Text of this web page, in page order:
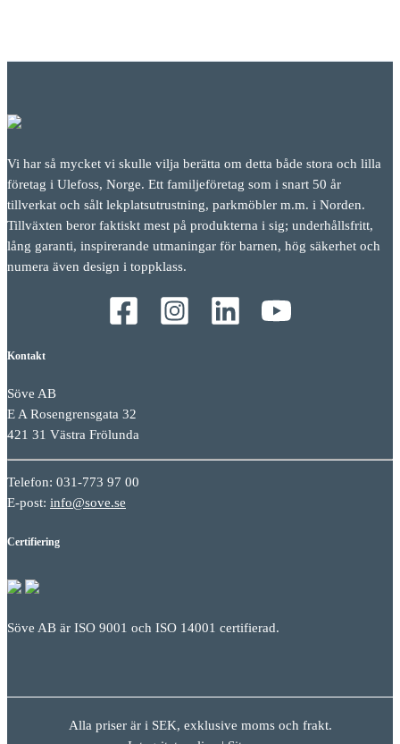
Vi har så mycket vi skulle vilja berätta om detta både stora och lilla
företag i Ulefoss, Norge. Ett familjeföretag som i snart 50 år
tillverkat och sålt lekplatsutrustning, parkmöbler m.m. i Norden.
Tillväxten beror faktiskt mest på produkterna i sig; underhållsfritt,
lång garanti, inspirerande utmaningar för barnen, hög säkerhet och
numera även design i toppklass.
Kontakt
Söve AB
E A Rosengrensgata 32
421 31 Västra Frölunda
Telefon: 031-773 97 00
E-post: info@sove.se
Certifiering
Söve AB är ISO 9001 och ISO 14001 certifierad.
Alla priser är i SEK, exklusive moms och frakt.